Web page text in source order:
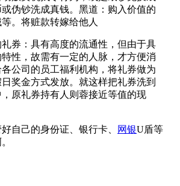
伪钞洗成真钱。黑道：购入价值的
。将赃款转嫁给他人
：具有高度的流通性，但由于具
性，故需有一定的人脉，才方便消
公司的员工福利机构，将礼券做为
奖金方式发放。就这样把礼券洗到
原礼券持有人则蓉接近等值的现
己的身份证、银行卡、 网银U盾等